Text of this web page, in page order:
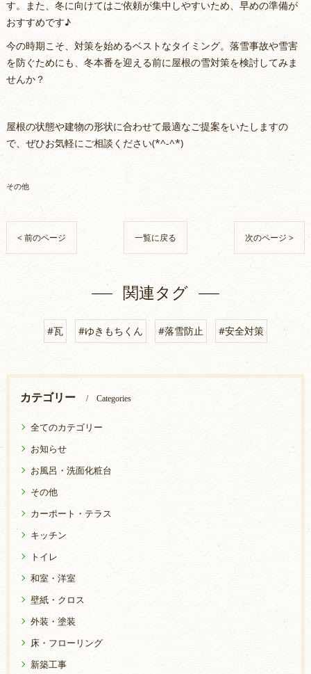
す。また、冬に向けてはご依頼が集中しやすいため、早めの準備が
おすすめです♪
今の時期こそ、対策を始めるベストなタイミング。落雪事故や雪害
を防ぐためにも、冬本番を迎える前に屋根の雪対策を検討してみま
せんか？
屋根の状態や建物の形状に合わせて最適なご提案をいたしますの
で、ぜひお気軽にご相談ください(*^-^*)
その他
< 前のページ 一覧に戻る 次のページ >
関連タグ
#瓦 #ゆきもちくん #落雪防止 #安全対策
カテゴリー Categories
全てのカテゴリー
お知らせ
お風呂・洗面化粧台
その他
カーポート・テラス
キッチン
トイレ
和室・洋室
壁紙・クロス
外装・塗装
床・フローリング
新築工事